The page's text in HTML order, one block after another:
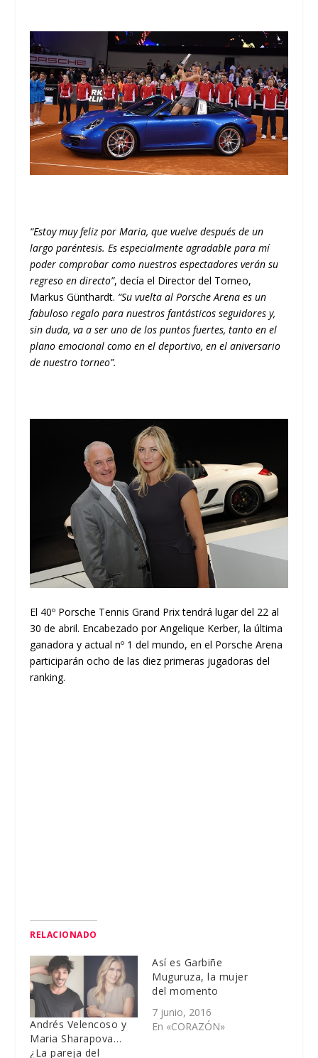
“Estoy muy feliz por Maria, que vuelve después de un
largo paréntesis. Es especialmente agradable para mí
poder comprobar como nuestros espectadores verán su
regreso en directo”, decía el Director del Torneo,
Markus Günthardt. “Su vuelta al Porsche Arena es un
fabuloso regalo para nuestros fantásticos seguidores y,
sin duda, va a ser uno de los puntos fuertes, tanto en el
plano emocional como en el deportivo, en el aniversario
de nuestro torneo”.
El 40º Porsche Tennis Grand Prix tendrá lugar del 22 al
30 de abril. Encabezado por Angelique Kerber, la última
ganadora y actual nº 1 del mundo, en el Porsche Arena
participarán ocho de las diez primeras jugadoras del
ranking.
RELACIONADO
Andrés Velencoso y
Maria Sharapova…
¿La pareja del
Así es Garbiñe
Muguruza, la mujer
del momento
7 junio, 2016
En «CORAZÓN»